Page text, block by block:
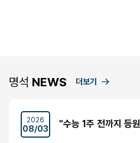
명석 NEWS 더보기
2026
08/03